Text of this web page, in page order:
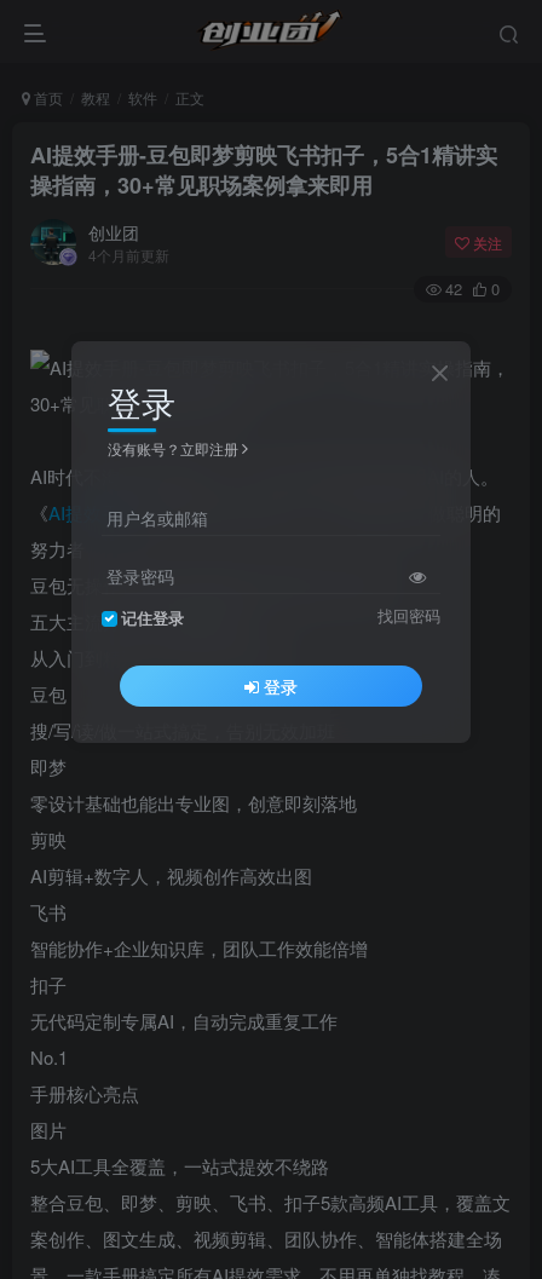
首页 教程 软件 正文
AI提效手册-豆包即梦剪映飞书扣子，5合1精讲实
操指南，30+常见职场案例拿来即用
创业团
4个月前更新
关注
42 0
AI时代不淘汰会用AI的人，只淘汰不懂如何高效用AI的人。
《AI提效手册》教我们以技巧借力、以方法提速，做聪明的
努力者
豆包无操作视频实操根据图文搭配提示词操作
五大主流办公工具即翻即用
从入门到精通工作效率飞速提升!
豆包
搜/写/读/做一站式搞定，告别无效加班
即梦
零设计基础也能出专业图，创意即刻落地
剪映
AI剪辑+数字人，视频创作高效出图
飞书
智能协作+企业知识库，团队工作效能倍增
扣子
无代码定制专属AI，自动完成重复工作
No.1
手册核心亮点
图片
5大AI工具全覆盖，一站式提效不绕路
整合豆包、即梦、剪映、飞书、扣子5款高频AI工具，覆盖文
案创作、图文生成、视频剪辑、团队协作、智能体搭建全场
登录
没有账号？立即注册
用户名或邮箱
登录密码
记住登录 找回密码
登录